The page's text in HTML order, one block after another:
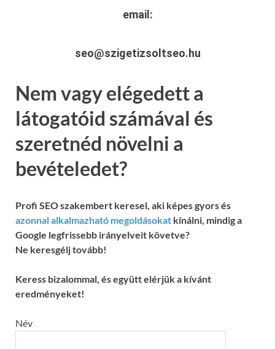
email:
seo@szigetizsoltseo.hu
Nem vagy elégedett a
látogatóid számával és
szeretnéd növelni a
bevételedet?
Profi SEO szakembert keresel, aki képes gyors és
azonnal alkalmazható megoldásokat kínálni, mindig a
Google legfrissebb irányelveit követve?
Ne keresgélj tovább!
Keress bizalommal, és együtt elérjük a kívánt
eredményeket!
Név